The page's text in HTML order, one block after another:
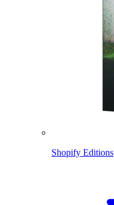
Shopify Editions